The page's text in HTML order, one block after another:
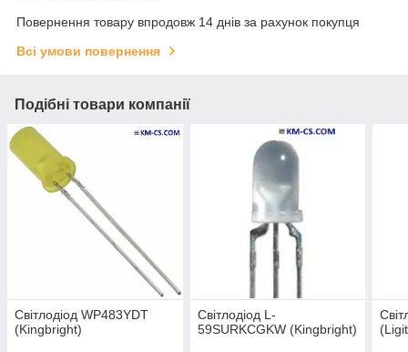
Повернення товару впродовж 14 днів за рахунок покупця
Всі умови повернення
Подібні товари компанії
Світлодіод WP483YDT
(Kingbright)
Світлодіод L-
59SURKCGKW (Kingbright)